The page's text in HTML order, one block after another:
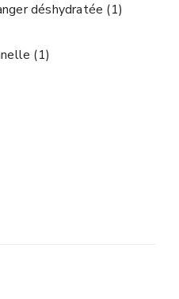
déshydratée (1)
(1)